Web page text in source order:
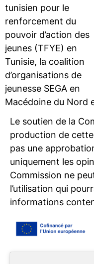
tunisien pour le
renforcement du
pouvoir d’action des
jeunes (TFYE) en
Tunisie, la coalition
d’organisations de
jeunesse SEGA en
Macédoine du Nord
Le soutien de la
production de
pas une
uniquement les
Commission ne
l’utilisation qui
informations